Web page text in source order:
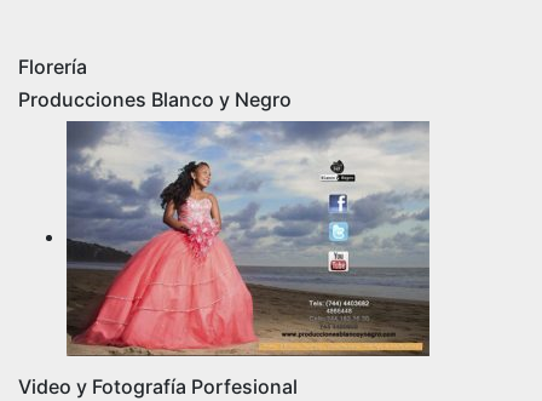
Florería
Producciones Blanco y Negro
Video y Fotografía Porfesional